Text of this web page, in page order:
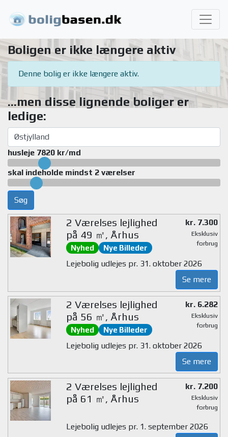
Boligen er ikke længere aktiv
Denne bolig er ikke længere aktiv.
...men disse lignende boliger er
ledige:
husleje 7820 kr/md
skal indeholde mindst 2 værelser
Søg
2 Værelses lejlighed
på 49 ㎡, Århus
Nyhed Nye Billeder
kr. 7.300
Eksklusiv
forbrug
Lejebolig udlejes pr. 31. oktober 2026
Se mere
2 Værelses lejlighed
på 56 ㎡, Århus
Nyhed Nye Billeder
kr. 6.282
Eksklusiv
forbrug
Lejebolig udlejes pr. 31. oktober 2026
Se mere
2 Værelses lejlighed
på 61 ㎡, Århus
kr. 7.200
Eksklusiv
forbrug
Lejebolig udlejes pr. 1. september 2026